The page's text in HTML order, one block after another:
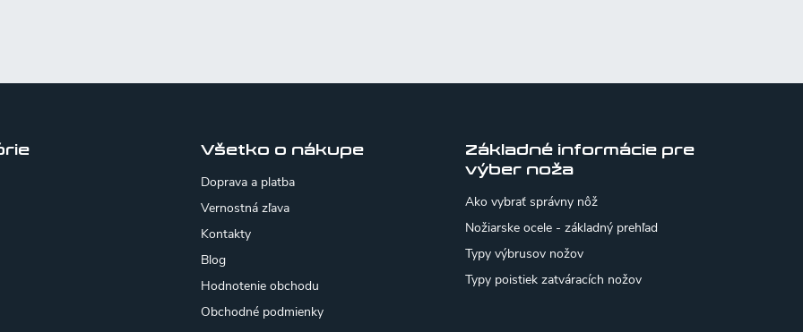
Všetko o nákupe
Doprava a platba
Vernostná zľava
Kontakty
Blog
Hodnotenie obchodu
Obchodné podmienky
Základné informácie pre
výber noža
Ako vybrať správny nôž
Nožiarske ocele - základný prehľad
Typy výbrusov nožov
Typy poistiek zatváracích nožov